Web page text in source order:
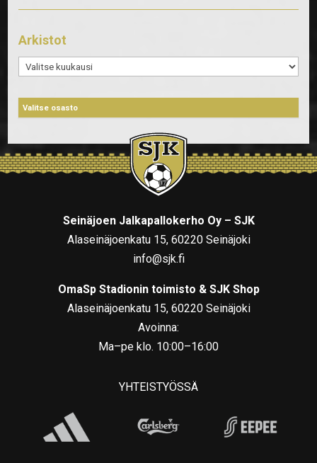
Arkistot
Arkistot
Seinäjoen Jalkapallokerho Oy – SJK
Alaseinäjoenkatu 15, 60220 Seinäjoki
info@sjk.fi
OmaSp Stadionin toimisto & SJK Shop
Alaseinäjoenkatu 15, 60220 Seinäjoki
Avoinna:
Ma–pe klo. 10:00–16:00
YHTEISTYÖSSÄ